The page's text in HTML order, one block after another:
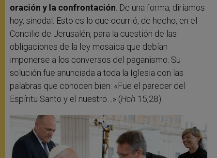
oración y la confrontación . De una forma, diríamos
hoy, sinodal. Esto es lo que ocurrió, de hecho, en el
Concilio de Jerusalén, para la cuestión de las
obligaciones de la ley mosaica que debían
imponerse a los conversos del paganismo. Su
solución fue anunciada a toda la Iglesia con las
palabras que conocen bien: «Fue el parecer del
Espíritu Santo y el nuestro…» (Hch 15,28).